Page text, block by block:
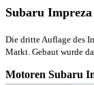
Subaru
Die dritte Auflage des
Markt. Gebaut wurde
Motoren Subaru